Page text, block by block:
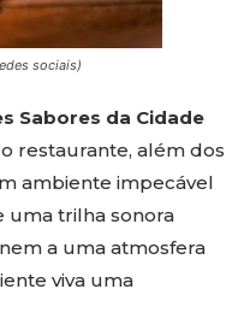
sociais)
Sabores da Cidade
restaurante, além dos
ambiente impecável
uma trilha sonora
a uma atmosfera
viva uma